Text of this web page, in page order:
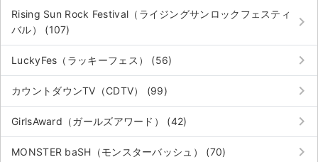
Rising Sun Rock Festival（ライジングサンロックフェスティ
バル） (107)
keyboard_arrow_right
LuckyFes（ラッキーフェス） (56) keyboard_arrow_right
カウントダウンTV（CDTV） (99) keyboard_arrow_right
GirlsAward（ガールズアワード） (42) keyboard_arrow_right
MONSTER baSH（モンスターバッシュ） (70) keyboard_arrow_right